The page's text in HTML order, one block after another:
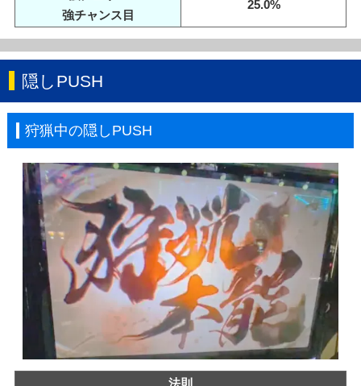
強チャンス目
25.0%
隠しPUSH
狩猟中の隠しPUSH